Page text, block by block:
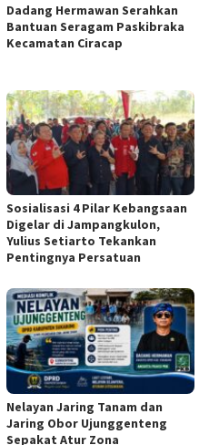
Dadang Hermawan Serahkan
Bantuan Seragam Paskibraka
Kecamatan Ciracap
Sosialisasi 4 Pilar Kebangsaan
Digelar di Jampangkulon,
Yulius Setiarto Tekankan
Pentingnya Persatuan
Nelayan Jaring Tanam dan
Jaring Obor Ujunggenteng
Sepakat Atur Zona